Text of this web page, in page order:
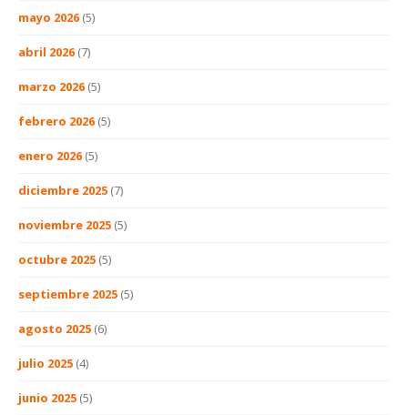
mayo 2026 (5)
abril 2026 (7)
marzo 2026 (5)
febrero 2026 (5)
enero 2026 (5)
diciembre 2025 (7)
noviembre 2025 (5)
octubre 2025 (5)
septiembre 2025 (5)
agosto 2025 (6)
julio 2025 (4)
junio 2025 (5)